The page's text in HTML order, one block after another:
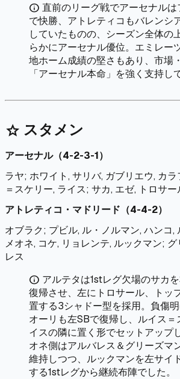
info 直前のリーグ戦でアーセナル
で快勝、アトレティコもバレンシ
していたものの、シーズン全体の
らかにアーセナル優位。エミレー
地ホーム成績の堅さもあり、市場
「アーセナル本命」を強く支持し
star スタメン
アーセナル（4-2-3-1）
ラヤ; ホワイト, サリバ, ガブリエウ, カ
＝スケリー, ライス; サカ, エゼ, トロサ
アトレティコ・マドリード（4-4-2）
オブラク; プビル, ル・ノルマン, ハンコ,
メオネ, コケ, リョレンテ, ルックマン;
レス
info アルテタは1stレグ欠場のサカ
復帰させ、左にトロサール、トッ
置する3シャドー型を採用。負傷
オーリも左SBで復帰し、ルイス＝
イスの隣に置く形でセットアップ
オネ側はアルバレス＆グリーズマ
維持しつつ、ルックマンを左サイ
する1stレグから継続布陣でした。